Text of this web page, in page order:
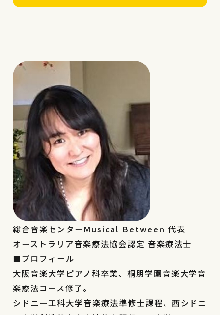
総合音楽センターMusical Between 代表
オーストラリア音楽療法協会認定 音楽療法士
■プロフィール
大阪音楽大学ピアノ科卒業、桐朋学園音楽大学音
楽療法コース修了。
シドニー工科大学音楽療法準修士課程、西シドニ